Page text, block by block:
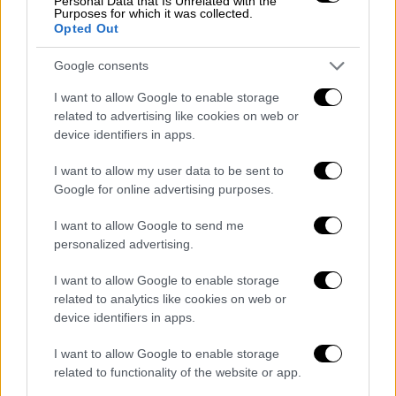
Purposes for which it was collected.
Opted Out
Google consents
I want to allow Google to enable storage
related to advertising like cookies on web or
device identifiers in apps.
I want to allow my user data to be sent to
Google for online advertising purposes.
I want to allow Google to send me
personalized advertising.
I want to allow Google to enable storage
related to analytics like cookies on web or
device identifiers in apps.
I want to allow Google to enable storage
related to functionality of the website or app.
επεσήμανε πως «δεν θα προβεί σε σχόλια»
για το θέμα, τονίζοντας όμως ότι η
προστασία της συλλογής τίθεται πάνω από
καθετί άλλο και ότι όλα τα αιτήματα για
χρήση των αιθουσών αξιολογούνται με βάση
τους κινδύνους και τον σεβασμό προς τα
Νωρίτερα ηΤζάνετ Σούζμαν, πρόεδρος της
Βρετανικής Επιτροπής για την Επανένωση
Γλυπτών του Παρθενώνα,
σχολίασε πως
έχει άδικο»· χαρακτήρισε το δείπνο «μάλλον
προκλητικό», με τα Γλυπτά να υπερέχουν
«στην ακινησία και τον συμβολισμό τους» σε
σχέση με τους λαμπερούς καλεσμένους.